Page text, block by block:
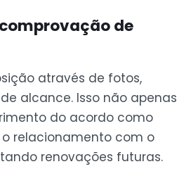
de
através de fotos,
alcance. Isso não apenas
do acordo como
relacionamento com o
renovações futuras.